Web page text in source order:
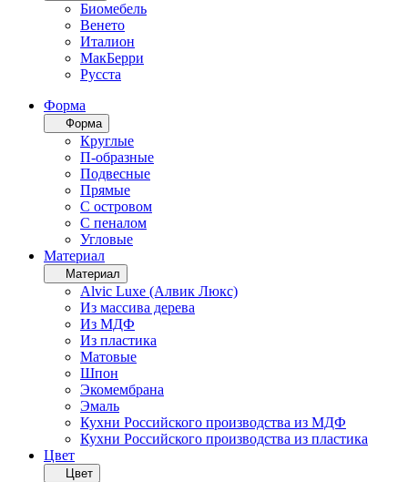
Биомебель
Венето
Италион
МакБерри
Русста
Форма
Форма
Круглые
П-образные
Подвесные
Прямые
С островом
С пеналом
Угловые
Материал
Материал
Alvic Luxe (Алвик Люкс)
Из массива дерева
Из МДФ
Из пластика
Матовые
Шпон
Экомембрана
Эмаль
Кухни Российского производства из МДФ
Кухни Российского производства из пластика
Цвет
Цвет